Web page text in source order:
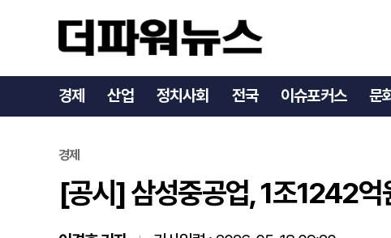
경제 산업 정치사회 전국 이슈포커스 문
[공시] 삼성중공업, 1조1242억
경제
[공시] 삼성중공업, 1조1242